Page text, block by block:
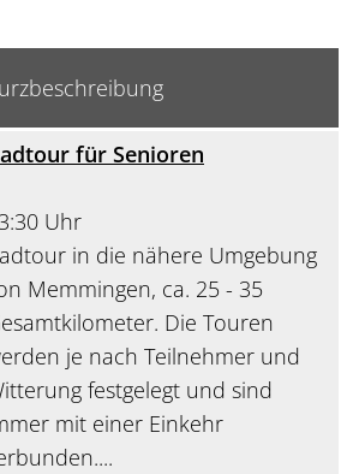
für Senioren
Uhr
in die nähere Umgebung
Memmingen, ca. 25 - 35
Die Touren
je nach Teilnehmer und
festgelegt und sind
mit einer Einkehr